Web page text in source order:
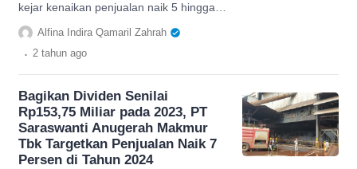
kejar kenaikan penjualan naik 5 hingga
10 persen dan targetkan proyek emas
rampung sebelum Juni 2024.
Alfina Indira Qamaril Zahrah
. 2 tahun ago
Bagikan Dividen Senilai
Rp153,75 Miliar pada 2023, PT
Saraswanti Anugerah Makmur
Tbk Targetkan Penjualan Naik 7
Persen di Tahun 2024